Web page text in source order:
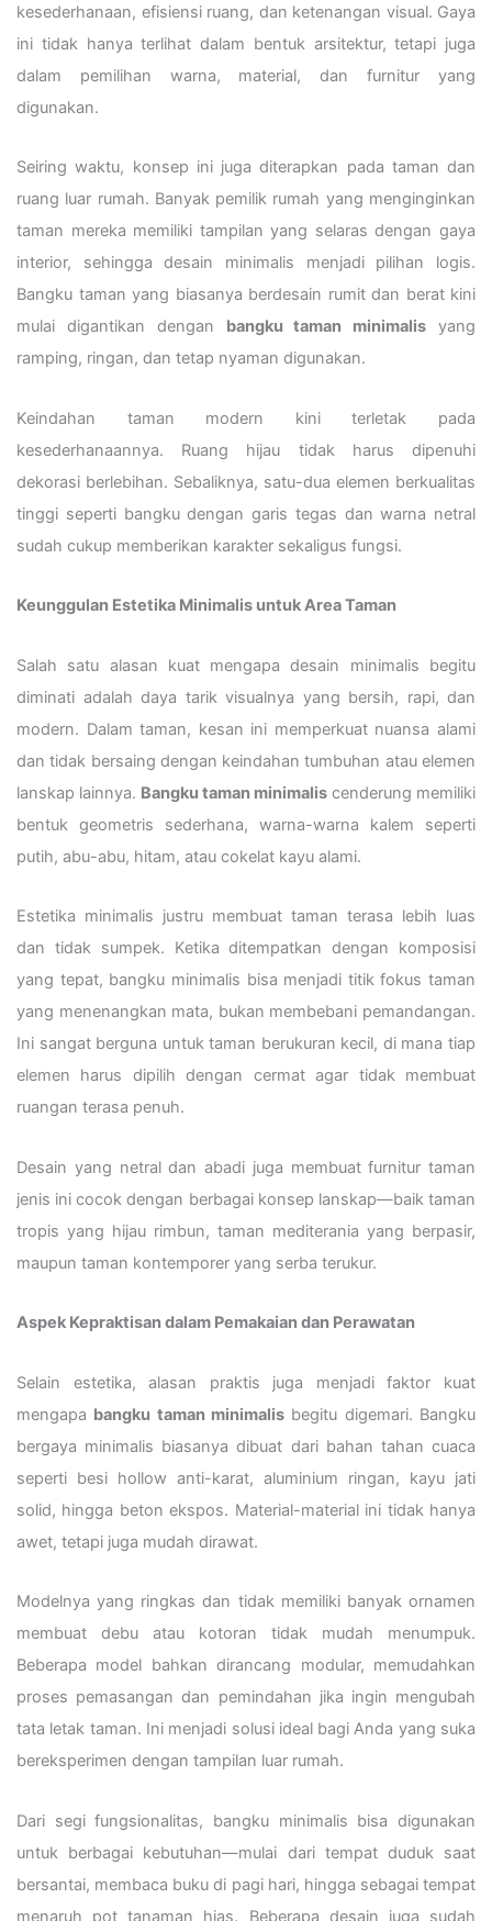
kesederhanaan, efisiensi ruang, dan ketenangan visual. Gaya
ini tidak hanya terlihat dalam bentuk arsitektur, tetapi juga
dalam pemilihan warna, material, dan furnitur yang
digunakan.
Seiring waktu, konsep ini juga diterapkan pada taman dan
ruang luar rumah. Banyak pemilik rumah yang menginginkan
taman mereka memiliki tampilan yang selaras dengan gaya
interior, sehingga desain minimalis menjadi pilihan logis.
Bangku taman yang biasanya berdesain rumit dan berat kini
mulai digantikan dengan bangku taman minimalis yang
ramping, ringan, dan tetap nyaman digunakan.
Keindahan taman modern kini terletak pada
kesederhanaannya. Ruang hijau tidak harus dipenuhi
dekorasi berlebihan. Sebaliknya, satu-dua elemen berkualitas
tinggi seperti bangku dengan garis tegas dan warna netral
sudah cukup memberikan karakter sekaligus fungsi.
Keunggulan Estetika Minimalis untuk Area Taman
Salah satu alasan kuat mengapa desain minimalis begitu
diminati adalah daya tarik visualnya yang bersih, rapi, dan
modern. Dalam taman, kesan ini memperkuat nuansa alami
dan tidak bersaing dengan keindahan tumbuhan atau elemen
lanskap lainnya. Bangku taman minimalis cenderung memiliki
bentuk geometris sederhana, warna-warna kalem seperti
putih, abu-abu, hitam, atau cokelat kayu alami.
Estetika minimalis justru membuat taman terasa lebih luas
dan tidak sumpek. Ketika ditempatkan dengan komposisi
yang tepat, bangku minimalis bisa menjadi titik fokus taman
yang menenangkan mata, bukan membebani pemandangan.
Ini sangat berguna untuk taman berukuran kecil, di mana tiap
elemen harus dipilih dengan cermat agar tidak membuat
ruangan terasa penuh.
Desain yang netral dan abadi juga membuat furnitur taman
jenis ini cocok dengan berbagai konsep lanskap—baik taman
tropis yang hijau rimbun, taman mediterania yang berpasir,
maupun taman kontemporer yang serba terukur.
Aspek Kepraktisan dalam Pemakaian dan Perawatan
Selain estetika, alasan praktis juga menjadi faktor kuat
mengapa bangku taman minimalis begitu digemari. Bangku
bergaya minimalis biasanya dibuat dari bahan tahan cuaca
seperti besi hollow anti-karat, aluminium ringan, kayu jati
solid, hingga beton ekspos. Material-material ini tidak hanya
awet, tetapi juga mudah dirawat.
Modelnya yang ringkas dan tidak memiliki banyak ornamen
membuat debu atau kotoran tidak mudah menumpuk.
Beberapa model bahkan dirancang modular, memudahkan
proses pemasangan dan pemindahan jika ingin mengubah
tata letak taman. Ini menjadi solusi ideal bagi Anda yang suka
bereksperimen dengan tampilan luar rumah.
Dari segi fungsionalitas, bangku minimalis bisa digunakan
untuk berbagai kebutuhan—mulai dari tempat duduk saat
bersantai, membaca buku di pagi hari, hingga sebagai tempat
menaruh pot tanaman hias. Beberapa desain juga sudah